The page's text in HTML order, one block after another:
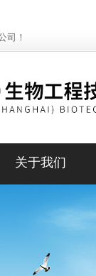
司！
关于我们